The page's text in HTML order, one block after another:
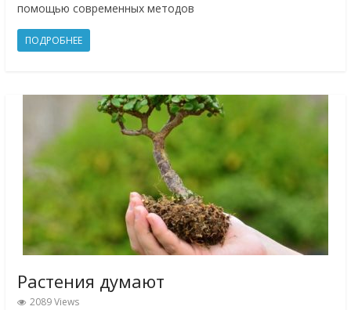
помощью современных методов
ПОДРОБНЕЕ
Растения думают
2089 Views